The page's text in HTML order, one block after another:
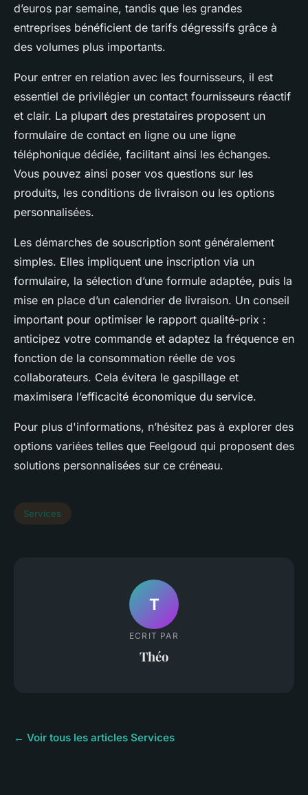
d’euros par semaine, tandis que les grandes
entreprises bénéficient de tarifs dégressifs grâce à
des volumes plus importants.
Pour entrer en relation avec les fournisseurs, il est
essentiel de privilégier un contact fournisseurs réactif
et clair. La plupart des prestataires proposent un
formulaire de contact en ligne ou une ligne
téléphonique dédiée, facilitant ainsi les échanges.
Vous pouvez ainsi poser vos questions sur les
produits, les conditions de livraison ou les options
personnalisées.
Les démarches de souscription sont généralement
simples. Elles impliquent une inscription via un
formulaire, la sélection d’une formule adaptée, puis la
mise en place d’un calendrier de livraison. Un conseil
important pour optimiser le rapport qualité-prix :
anticipez votre commande et adaptez la fréquence en
fonction de la consommation réelle de vos
collaborateurs. Cela évitera le gaspillage et
maximisera l’efficacité économique du service.
Pour plus d'informations, n’hésitez pas à explorer des
options variées telles que Feelgoud qui proposent des
solutions personnalisées sur ce créneau.
Services
T
ECRIT PAR
Théo
← Voir tous les articles Services